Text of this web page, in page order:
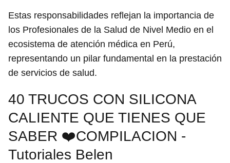
Estas responsabilidades reflejan la importancia de
los Profesionales de la Salud de Nivel Medio en el
ecosistema de atención médica en Perú,
representando un pilar fundamental en la prestación
de servicios de salud.
40 TRUCOS CON SILICONA
CALIENTE QUE TIENES QUE
SABER ❤️COMPILACION -
Tutoriales Belen